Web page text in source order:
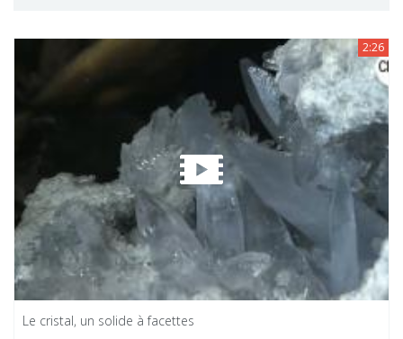
2:26
Le cristal, un solide à facettes